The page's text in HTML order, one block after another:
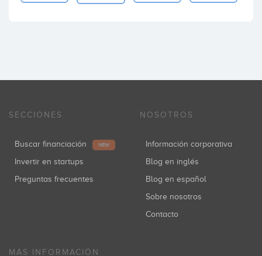
SECCIONES
Buscar financiación NEW
Invertir en startups
Preguntas frecuentes
NOSOTROS
Información corporativa
Blog en inglés
Blog en español
Sobre nosotros
Contacto
MÁS INFORMACIÓN